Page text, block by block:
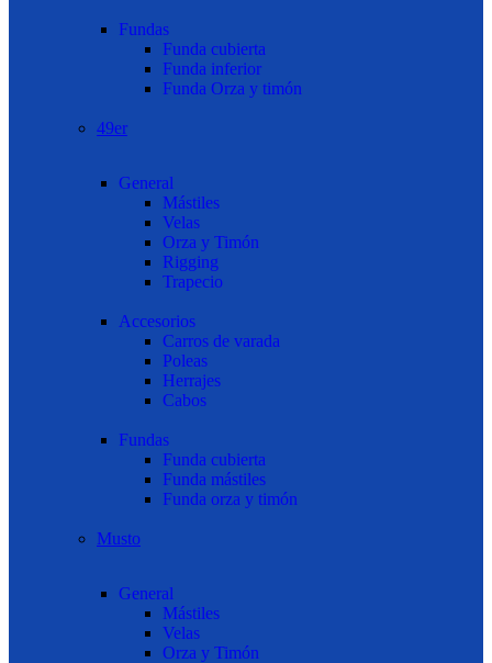
Fundas
Funda cubierta
Funda inferior
Funda Orza y timón
49er
General
Mástiles
Velas
Orza y Timón
Rigging
Trapecio
Accesorios
Carros de varada
Poleas
Herrajes
Cabos
Fundas
Funda cubierta
Funda mástiles
Funda orza y timón
Musto
General
Mástiles
Velas
Orza y Timón